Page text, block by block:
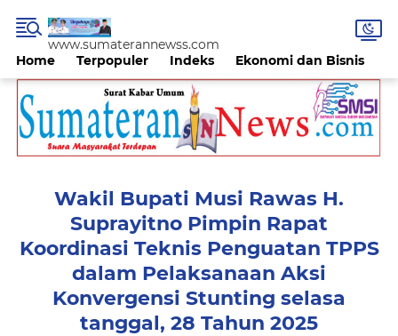
Home Terpopuler Indeks Ekonomi dan Bisnis
www.sumaterannewss.com
Wakil Bupati Musi Rawas H.
Suprayitno Pimpin Rapat
Koordinasi Teknis Penguatan TPPS
dalam Pelaksanaan Aksi
Konvergensi Stunting selasa
tanggal, 28 Tahun 2025